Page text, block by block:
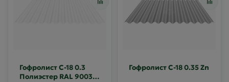
Гофролист С-18 0.3
Полиэстер RAL 9003
Гофролист С-18 0.35 Zn